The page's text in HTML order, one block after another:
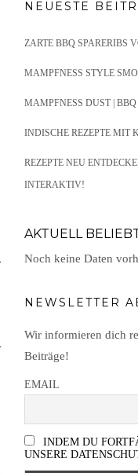
NEUESTE
ZARTE BBQ SPARERIBS
MAMPFNESS STYLE
MAMPFNESS DUST |
INDISCHE REZEPTE MIT
REZEPTE NEU
INTERAKTIV!
AKTUELL
Noch keine Daten
NEWSLETTER
Wir informieren dich
Beiträge!
EMAIL
INDEM DU
UNSERE